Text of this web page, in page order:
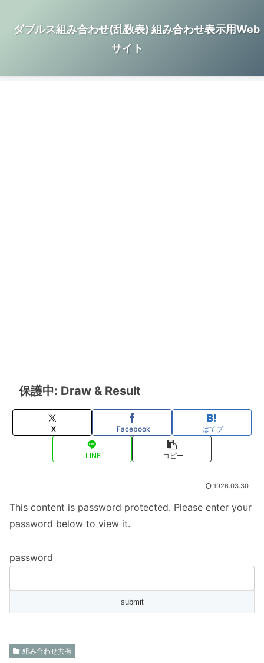
ダブルス組み合わせ(乱数表) 組み合わせ表示用Web
サイト
保護中: Draw & Result
X Facebook はてブ
LINE コピー
1926.03.30
This content is password protected. Please enter your
password below to view it.
password
組み合わせ共有